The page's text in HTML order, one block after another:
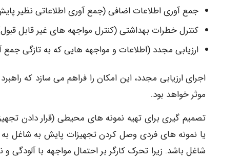
جمع آوری اطلاعات اضافی (جمع آوری اطلاعاتی نظیر
کنترل خطرات بهداشتی (کنترل مواجهه های غیر قابل
ارزیابی مجدد (اطلاعات و مواجهه هایی که به تازگی
اجرای ارزیابی مجدد، این امکان را فراهم می سازد که
موثر خواهد بود.
تصمیم گیری برای تهیه نمونه های محیطی (قرار دادن
یا نمونه های فردی وصل کردن تجهیزات پایش به شاغل
شاغل باشد. زیرا تحرک کارگر بر احتمال مواجهه با آلودگی و